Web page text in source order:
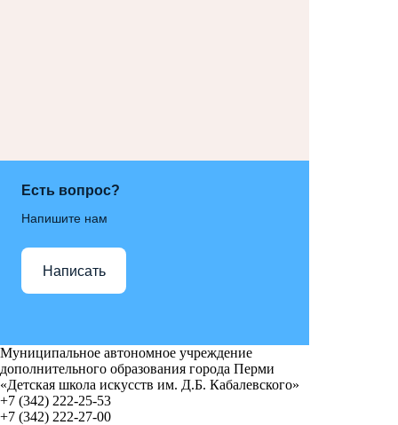
Есть вопрос?
Напишите нам
Написать
Муниципальное автономное учреждение
дополнительного образования города Перми
«Детская школа искусств им. Д.Б. Кабалевского»
+7 (342) 222-25-53
+7 (342) 222-27-00